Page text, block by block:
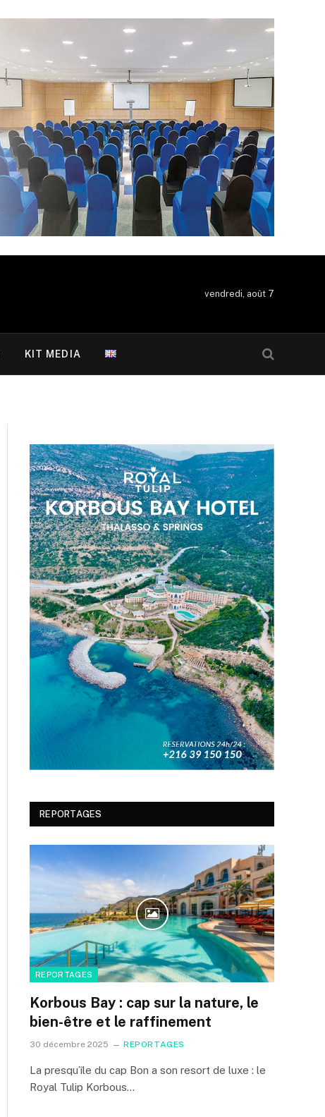
vendredi, août 7
KIT MEDIA
REPORTAGES
REPORTAGES
Korbous Bay : cap sur la nature, le
bien-être et le raffinement
30 décembre 2025 REPORTAGES
La presqu’île du cap Bon a son resort de luxe : le
Royal Tulip Korbous…